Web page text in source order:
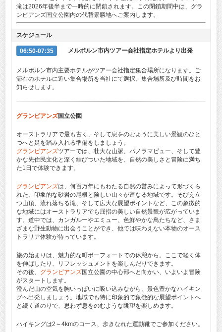
滝は2026年後半まで一時的に閉鎖されます。この閉鎖期間中は、グラ
ンピアンズ国立公園内の代替景勝地へご案内します。
スケジュール
06:50-07:35 メルボルン市内ツアー会社指定ホテルより出発
メルボルン市内主要ホテルがツアー会社指定集合場所になります。ご
滞在のホテルに近い集合場所を当社にて選択、集合場所及び時間をお
知らせします。
グランピアンズ国立公園
オーストラリアで最も古く、そして息をのむように美しい景観のひと
つへと足を踏み入れる準備をしましょう。
グランピアンズツアーでは、壮大な山脈、パノラマビュー、そして豊
かな先住民文化と深く結びついた地域を、自然の美しさと冒険に満ち
た1日で体験できます。
グランピアンズは、何百万年にもわたる自然の営みによって形づくら
れた、印象的な砂岩の尾根と険しい山々が連なる地域です。そびえ立
つ山頂、流れ落ちる滝、そして広大な展望ポイントなど、この象徴的
な地域にはオーストラリアでも屈指の美しい自然景観が広がっていま
す。道中では、カンガルーやエミュー、色鮮やかな鳥たちなど、さま
ざまな野生動物に出会うことができ、他では味わえない本物のオース
トラリア体験が待っています。
旅の始まりは、魅力的な町ボーフォートでの休憩から。ここで軽く体
を伸ばしたり、リフレッシュメントを楽しんだりできます。
その後、 グランピアンズ国立公園の中心部へと向かい、いよいよ冒険
がスタートします。
澄んだ山の空気を胸いっぱいに吸い込みながら、景色豊かなハイキン
グへ出発しましょう。地域でも特に印象的で象徴的な展望ポイントへ
と続く道のりで、思わず息をのむような眺望を楽しめます。
ハイキングは2～4kmのコース、歩きなれた運動靴でご参加ください。